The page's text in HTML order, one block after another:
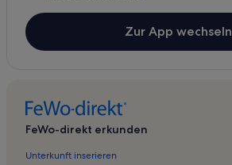
Zur App wechseln
FeWo-direkt erkunden
Unterkunft inserieren